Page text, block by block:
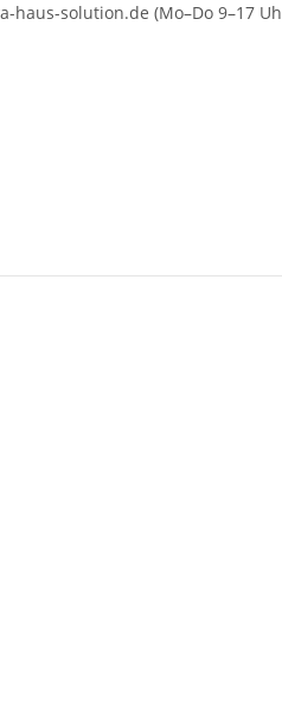
haus-solution.de (Mo–Do 9–17